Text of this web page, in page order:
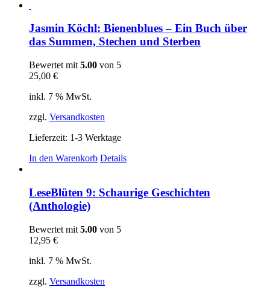
Jasmin Köchl: Bienenblues – Ein Buch über
das Summen, Stechen und Sterben
Bewertet mit 5.00 von 5
25,00 €
inkl. 7 % MwSt.
zzgl. Versandkosten
Lieferzeit: 1-3 Werktage
In den Warenkorb Details
LeseBlüten 9: Schaurige Geschichten
(Anthologie)
Bewertet mit 5.00 von 5
12,95 €
inkl. 7 % MwSt.
zzgl. Versandkosten